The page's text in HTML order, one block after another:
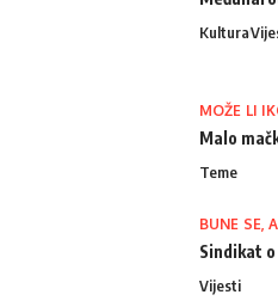
Kultura
MOŽE LI
Malo
Teme
BUNE SE,
Sindikat
Vijesti